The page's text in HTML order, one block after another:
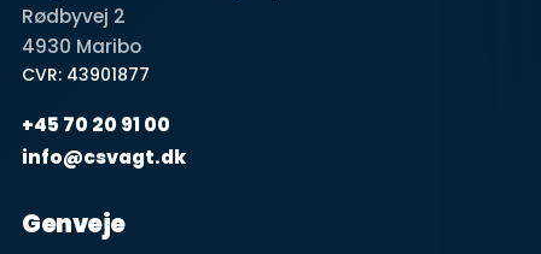
Rødbyvej 2
4930 Maribo
CVR: 43901877
+45 70 20 91 00
info@csvagt.dk
Genveje